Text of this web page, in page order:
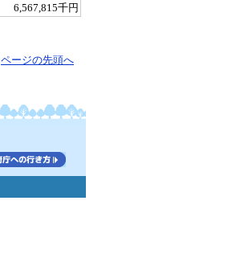
6,567,815千円
ページの先頭へ